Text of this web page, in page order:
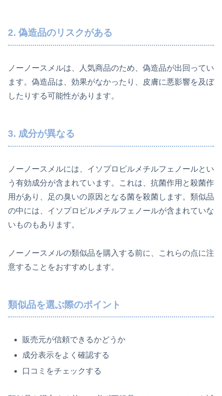
2. 偽造品のリスクがある
ノーノースメルは、人気商品のため、偽造品が出回ってい
ます。偽造品は、効果がなかったり、皮膚に悪影響を及ぼ
したりする可能性があります。
3. 成分が異なる
ノーノースメルには、イソプロピルメチルフェノールとい
う有効成分が含まれています。これは、抗菌作用と殺菌作
用があり、足の臭いの原因となる菌を殺菌します。類似品
の中には、イソプロピルメチルフェノールが含まれていな
いものもあります。
ノーノースメルの類似品を購入する前に、これらの点に注
意することをおすすめします。
類似品を選ぶ際のポイント
販売元が信頼できるかどうか
成分表示をよく確認する
口コミをチェックする